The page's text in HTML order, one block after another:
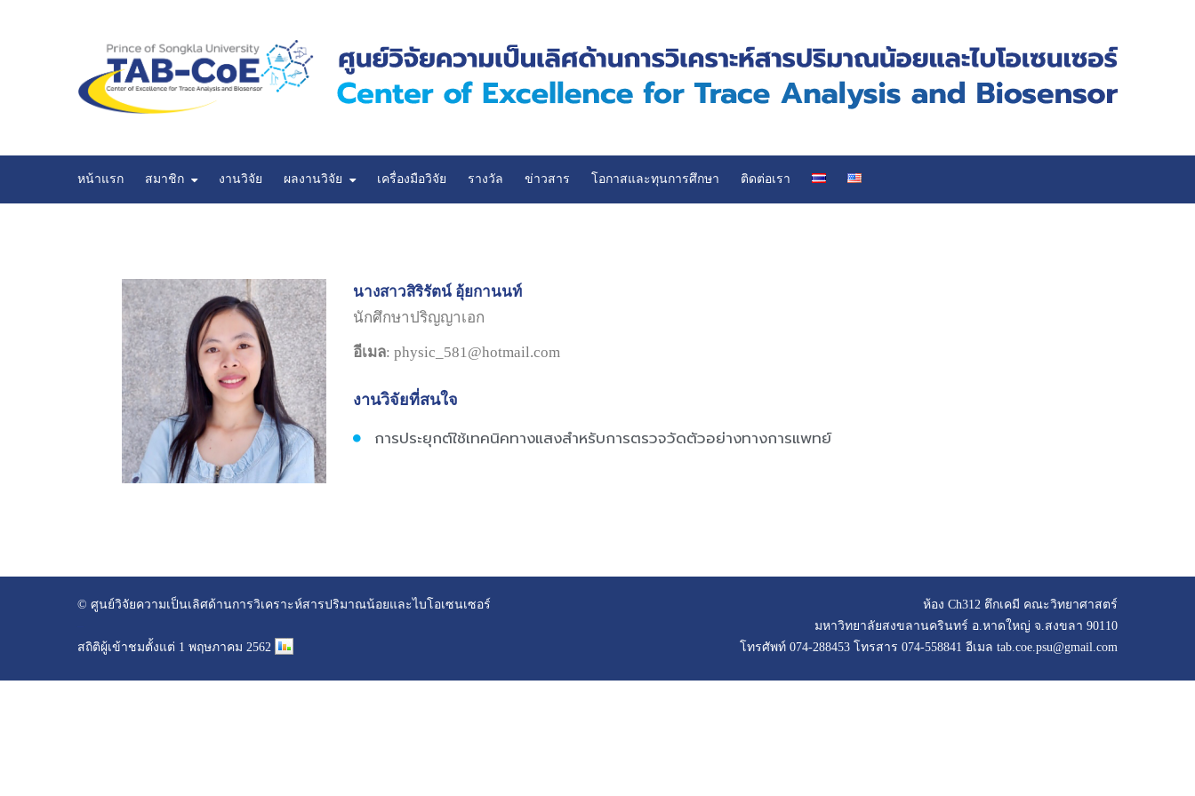
หน้าแรก สมาชิก งานวิจัย ผลงานวิจัย เครื่องมือวิจัย รางวัล ข่าวสาร โอกาสและทุนการศึกษา ติดต่อเรา
นางสาวสิริรัตน์ อุ้ยกานนท์
นักศึกษาปริญญาเอก
อีเมล: physic_581@hotmail.com
งานวิจัยที่สนใจ
การประยุกต์ใช้เทคนิคทางแสงสำหรับการตรวจวัดตัวอย่างทางการแพทย์
© ศูนย์วิจัยความเป็นเลิศด้านการวิเคราะห์สารปริมาณน้อยและไบโอเซนเซอร์
สถิติผู้เข้าชมตั้งแต่ 1 พฤษภาคม 2562
ห้อง Ch312 ตึกเคมี คณะวิทยาศาสตร์
มหาวิทยาลัยสงขลานครินทร์ อ.หาดใหญ่ จ.สงขลา 90110
โทรศัพท์ 074-288453 โทรสาร 074-558841 อีเมล tab.coe.psu@gmail.com